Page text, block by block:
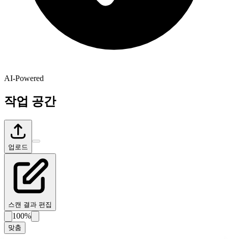
AI-Powered
작업 공간
업로드
스캔 결과 편집
100%
맞춤